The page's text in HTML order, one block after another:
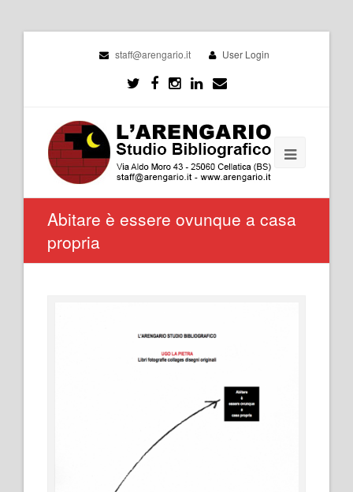
staff@arengario.it User Login
Abitare è essere ovunque a casa
propria